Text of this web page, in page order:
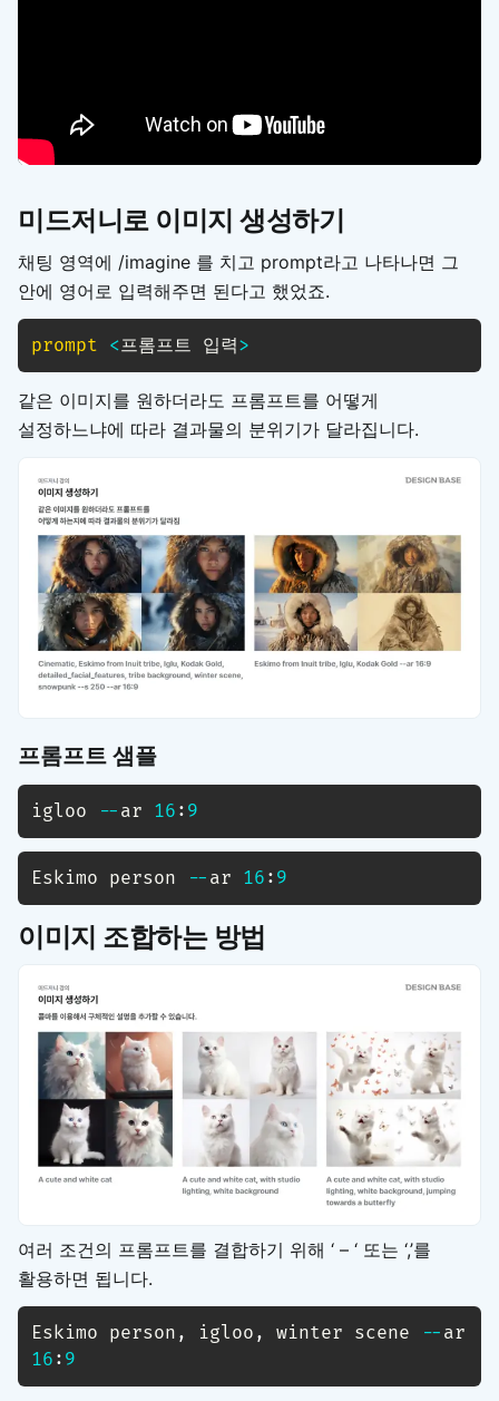
미드저니로 이미지 생성하기
채팅 영역에 /imagine 를 치고 prompt라고 나타나면 그
안에 영어로 입력해주면 된다고 했었죠.
prompt <프롬프트 입력>
같은 이미지를 원하더라도 프롬프트를 어떻게
설정하느냐에 따라 결과물의 분위기가 달라집니다.
프롬프트 샘플
igloo -- ar 16 : 9
Eskimo person -- ar 16 : 9
이미지 조합하는 방법
여러 조건의 프롬프트를 결합하기 위해 ‘ – ‘ 또는 ‘,’를
활용하면 됩니다.
Eskimo person , igloo , winter scene --
16 : 9